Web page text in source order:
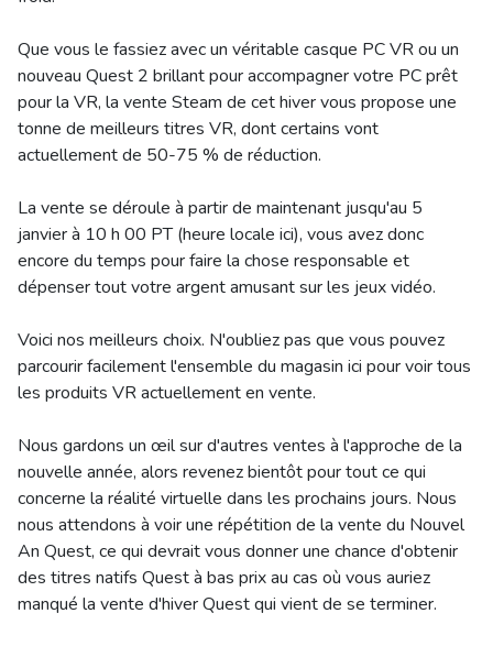
Que vous le fassiez avec un véritable casque PC VR ou un
nouveau Quest 2 brillant pour accompagner votre PC prêt
pour la VR, la vente Steam de cet hiver vous propose une
tonne de meilleurs titres VR, dont certains vont
actuellement de 50-75 % de réduction.
La vente se déroule à partir de maintenant jusqu'au 5
janvier à 10 h 00 PT (heure locale ici), vous avez donc
encore du temps pour faire la chose responsable et
dépenser tout votre argent amusant sur les jeux vidéo.
Voici nos meilleurs choix. N'oubliez pas que vous pouvez
parcourir facilement l'ensemble du magasin ici pour voir tous
les produits VR actuellement en vente.
Nous gardons un œil sur d'autres ventes à l'approche de la
nouvelle année, alors revenez bientôt pour tout ce qui
concerne la réalité virtuelle dans les prochains jours. Nous
nous attendons à voir une répétition de la vente du Nouvel
An Quest, ce qui devrait vous donner une chance d'obtenir
des titres natifs Quest à bas prix au cas où vous auriez
manqué la vente d'hiver Quest qui vient de se terminer.